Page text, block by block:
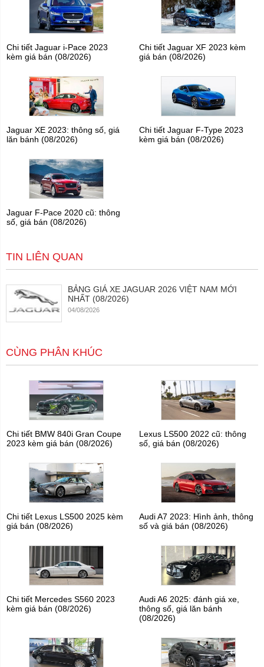
Chi tiết Jaguar i-Pace 2023
kèm giá bán (08/2026)
Chi tiết Jaguar XF 2023 kèm
giá bán (08/2026)
Jaguar XE 2023: thông số, giá
lăn bánh (08/2026)
Chi tiết Jaguar F-Type 2023
kèm giá bán (08/2026)
Jaguar F-Pace 2020 cũ: thông
số, giá bán (08/2026)
TIN LIÊN QUAN
BẢNG GIÁ XE JAGUAR 2026 VIỆT NAM MỚI
NHẤT (08/2026)
04/08/2026
CÙNG PHÂN KHÚC
Chi tiết BMW 840i Gran Coupe
2023 kèm giá bán (08/2026)
Lexus LS500 2022 cũ: thông
số, giá bán (08/2026)
Chi tiết Lexus LS500 2025 kèm
giá bán (08/2026)
Audi A7 2023: Hình ảnh, thông
số và giá bán (08/2026)
Chi tiết Mercedes S560 2023
kèm giá bán (08/2026)
Audi A6 2025: đánh giá xe,
thông số, giá lăn bánh
(08/2026)